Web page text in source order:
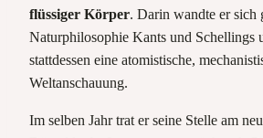
flüssiger Körper. Darin wandte er sich
Naturphilosophie Kants und Schellings
stattdessen eine atomistische,
Weltanschauung.
Im selben Jahr trat er seine Stelle am